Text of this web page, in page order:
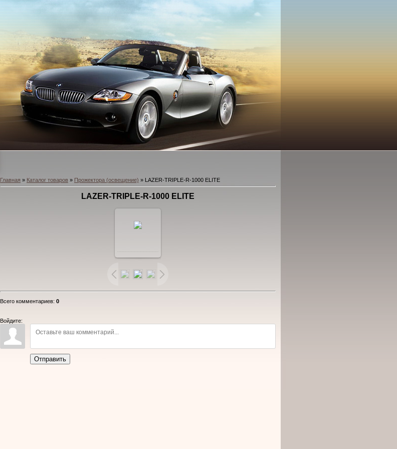
Главная » Каталог товаров » Прожектора (освещение) » LAZER-TRIPLE-R-1000 ELITE
LAZER-TRIPLE-R-1000 ELITE
размере
Всего комментариев: 0
Войдите:
Отправить